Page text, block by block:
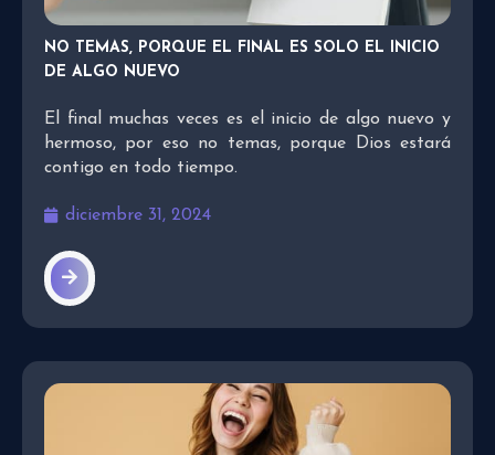
NO TEMAS, PORQUE EL FINAL ES SOLO EL INICIO
DE ALGO NUEVO
El final muchas veces es el inicio de algo nuevo y
hermoso, por eso no temas, porque Dios estará
contigo en todo tiempo.
diciembre 31, 2024